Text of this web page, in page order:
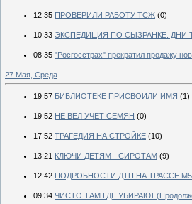
12:35 ПРОВЕРИЛИ РАБОТУ ТСЖ (0)
10:33 ЭКСПЕДИЦИЯ ПО СЫЗРАНКЕ. ДНИ
08:35 "Росгосстрах" прекратил продажу
27 Мая, Среда
19:57 БИБЛИОТЕКЕ ПРИСВОИЛИ ИМЯ (1)
19:52 НЕ ВЁЛ УЧЁТ СЕМЯН (0)
17:52 ТРАГЕДИЯ НА СТРОЙКЕ (10)
13:21 КЛЮЧИ ДЕТЯМ - СИРОТАМ (9)
12:42 ПОДРОБНОСТИ ДТП НА ТРАССЕ М5
09:34 ЧИСТО ТАМ ГДЕ